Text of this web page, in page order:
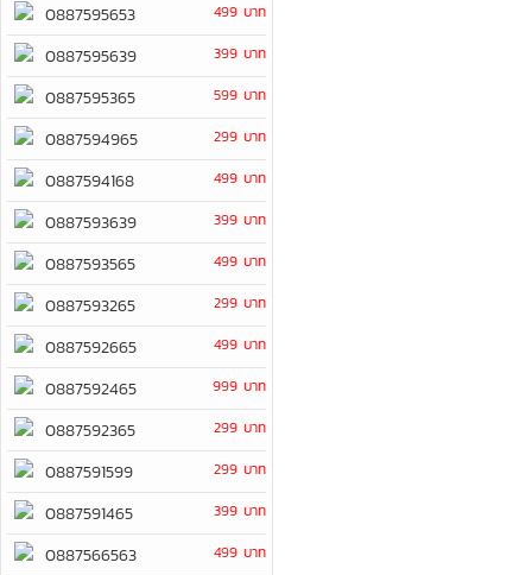
0887595653 499 บาท
0887595639 399 บาท
0887595365 599 บาท
0887594965 299 บาท
0887594168 499 บาท
0887593639 399 บาท
0887593565 499 บาท
0887593265 299 บาท
0887592665 499 บาท
0887592465 999 บาท
0887592365 299 บาท
0887591599 299 บาท
0887591465 399 บาท
0887566563 499 บาท